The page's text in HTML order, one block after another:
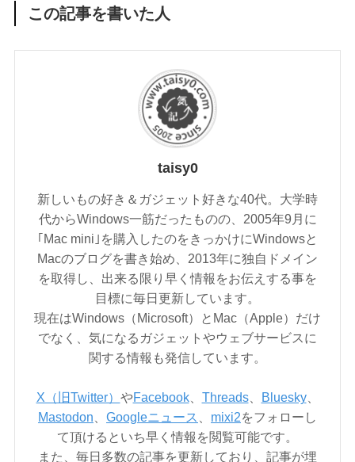
この記事を書いた人
taisy0
新しいもの好き＆ガジェット好きな40代。大学時
代からWindows一筋だったものの、2005年9月に
｢Mac mini｣を購入したのをきっかけにWindowsと
Macのブログを書き始め、2013年に独自ドメイン
を取得し、出来る限り早く情報をお伝えする事を
目標に毎日更新しています。
現在はWindows（Microsoft）とMac（Apple）だけ
でなく、気になるガジェットやウェブサービスに
関する情報も発信しています。
X（旧Twitter） やFacebook、 Threads、 Bluesky、
Mastodon
Googleニュース mixi2をフォローし
て頂けるといち早く情報を閲覧可能です。
また、毎日多数の記事を更新しており、記事が埋